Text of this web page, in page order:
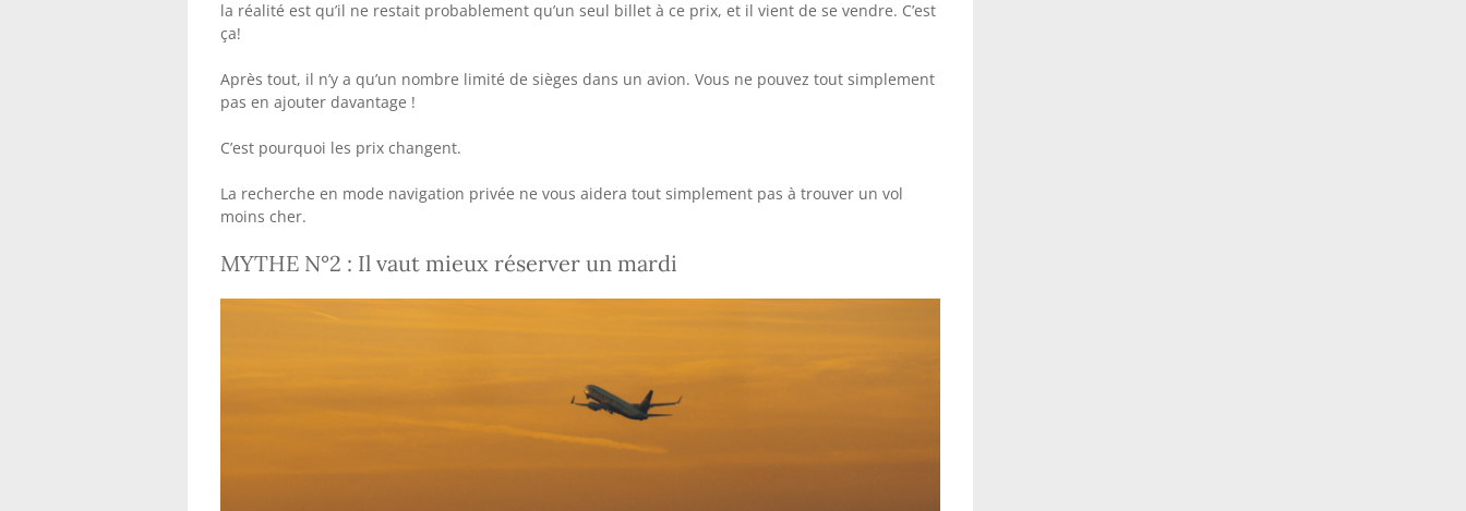
la réalité est qu’il ne restait probablement qu’un seul billet à ce prix, et il vient de se vendre. C’est
ça!
Après tout, il n’y a qu’un nombre limité de sièges dans un avion. Vous ne pouvez tout simplement
pas en ajouter davantage !
C’est pourquoi les prix changent.
La recherche en mode navigation privée ne vous aidera tout simplement pas à trouver un vol
moins cher.
MYTHE N°2 : Il vaut mieux réserver un mardi